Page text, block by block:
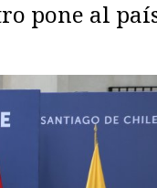
pone al